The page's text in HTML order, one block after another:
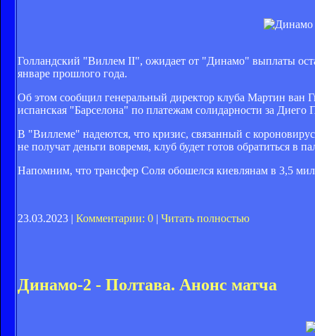
Голландский "Виллем ІІ", ожидает от "Динамо" выплаты
январе прошлого года.
Об этом сообщил генеральный директор клуба Мартин
испанская "Барселона" по платежам солидарности за
В "Виллеме" надеются, что кризис, связанный с
не получат деньги вовремя, клуб будет готов обратиться в
Напомним, что трансфер Соля обошелся киевлянам в 3,5
23.03.2023 | Комментарии: 0 | Читать полностью
Динамо-2 - Полтава. Анонс матча